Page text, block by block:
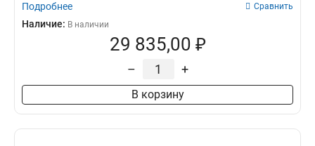
Подробнее Сравнить
Наличие: В наличии
29 835,00 ₽
– +
В корзину